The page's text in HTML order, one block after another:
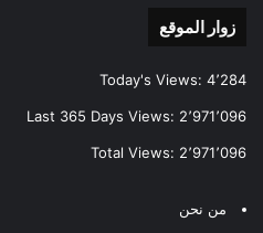
زوار الموقع
Today's Views: 4٬284
Last 365 Days Views: 2٬971٬096
Total Views: 2٬971٬096
من نحن